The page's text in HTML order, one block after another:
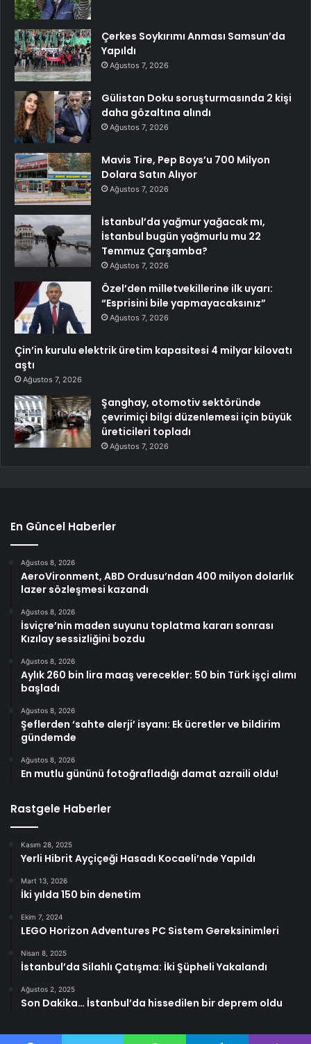
Çerkes Soykırımı Anması Samsun’da
Yapıldı
Ağustos 7, 2026
Gülistan Doku soruşturmasında 2 kişi
daha gözaltına alındı
Ağustos 7, 2026
Mavis Tire, Pep Boys’u 700 Milyon
Dolara Satın Alıyor
Ağustos 7, 2026
İstanbul’da yağmur yağacak mı,
İstanbul bugün yağmurlu mu 22
Temmuz Çarşamba?
Ağustos 7, 2026
Özel’den milletvekillerine ilk uyarı:
“Esprisini bile yapmayacaksınız”
Ağustos 7, 2026
Çin’in kurulu elektrik üretim kapasitesi 4 milyar kilovatı
aştı
Ağustos 7, 2026
Şanghay, otomotiv sektöründe
çevrimiçi bilgi düzenlemesi için büyük
üreticileri topladı
Ağustos 7, 2026
En Güncel Haberler
Ağustos 8, 2026
AeroVironment, ABD Ordusu’ndan 400 milyon dolarlık
lazer sözleşmesi kazandı
Ağustos 8, 2026
İsviçre’nin maden suyunu toplatma kararı sonrası
Kızılay sessizliğini bozdu
Ağustos 8, 2026
Aylık 260 bin lira maaş verecekler: 50 bin Türk işçi alımı
başladı
Ağustos 8, 2026
Şeflerden ‘sahte alerji’ isyanı: Ek ücretler ve bildirim
gündemde
Ağustos 8, 2026
En mutlu gününü fotoğrafladığı damat azraili oldu!
Rastgele Haberler
Kasım 28, 2025
Yerli Hibrit Ayçiçeği Hasadı Kocaeli’nde Yapıldı
Mart 13, 2026
İki yılda 150 bin denetim
Ekim 7, 2024
LEGO Horizon Adventures PC Sistem Gereksinimleri
Nisan 8, 2025
İstanbul’da Silahlı Çatışma: İki Şüpheli Yakalandı
Ağustos 2, 2025
Son Dakika… İstanbul’da hissedilen bir deprem oldu